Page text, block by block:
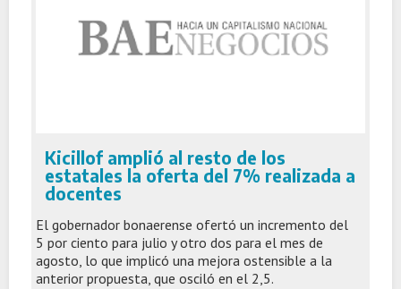
Kicillof amplió al resto de los
estatales la oferta del 7% realizada a
docentes
El gobernador bonaerense ofertó un incremento del
5 por ciento para julio y otro dos para el mes de
agosto, lo que implicó una mejora ostensible a la
anterior propuesta, que osciló en el 2,5.